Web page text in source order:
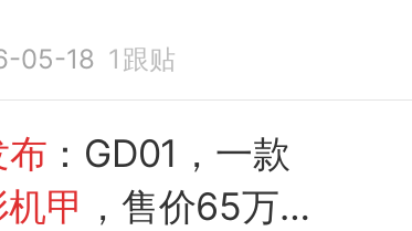
05-18 1 跟贴
布 ：GD01，一款
甲 ，售价65万美